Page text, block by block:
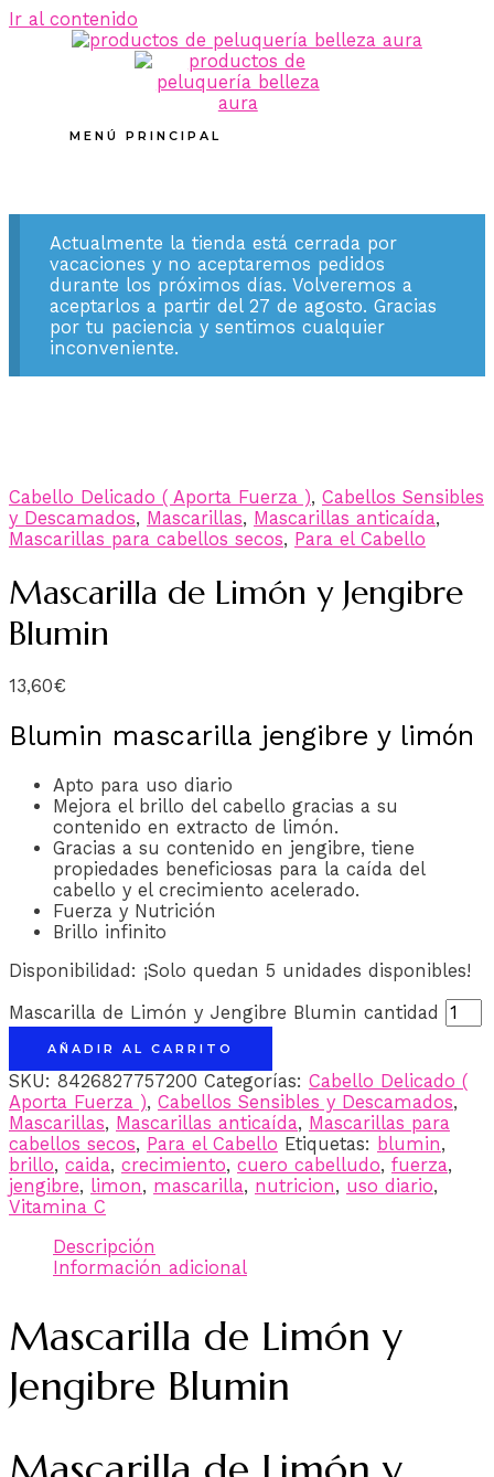
Ir al contenido
MENÚ PRINCIPAL
Actualmente la tienda está cerrada por
vacaciones y no aceptaremos pedidos
durante los próximos días. Volveremos a
aceptarlos a partir del 27 de agosto. Gracias
por tu paciencia y sentimos cualquier
inconveniente.
Cabello Delicado ( Aporta Fuerza ), Cabellos Sensibles
y Descamados, Mascarillas, Mascarillas anticaída,
Mascarillas para cabellos secos, Para el Cabello
Mascarilla de Limón y Jengibre
Blumin
13,60€
Blumin mascarilla jengibre y limón
Apto para uso diario
Mejora el brillo del cabello gracias a su
contenido en extracto de limón.
Gracias a su contenido en jengibre, tiene
propiedades beneficiosas para la caída del
cabello y el crecimiento acelerado.
Fuerza y Nutrición
Brillo infinito
Disponibilidad: ¡Solo quedan 5 unidades disponibles!
Mascarilla de Limón y Jengibre Blumin cantidad
AÑADIR AL CARRITO
SKU: 8426827757200 Categorías: Cabello Delicado (
Aporta Fuerza ), Cabellos Sensibles y Descamados,
Mascarillas, Mascarillas anticaída, Mascarillas para
cabellos secos, Para el Cabello Etiquetas: blumin,
brillo, caida, crecimiento, cuero cabelludo, fuerza,
jengibre, limon, mascarilla, nutricion, uso diario,
Vitamina C
Descripción
Información adicional
Mascarilla de Limón y
Jengibre Blumin